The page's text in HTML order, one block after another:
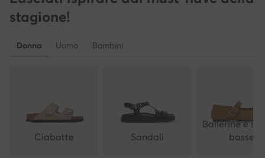
stagione!
Donna Uomo Bambini
Ciabatte Sandali
Ballerine e
basse